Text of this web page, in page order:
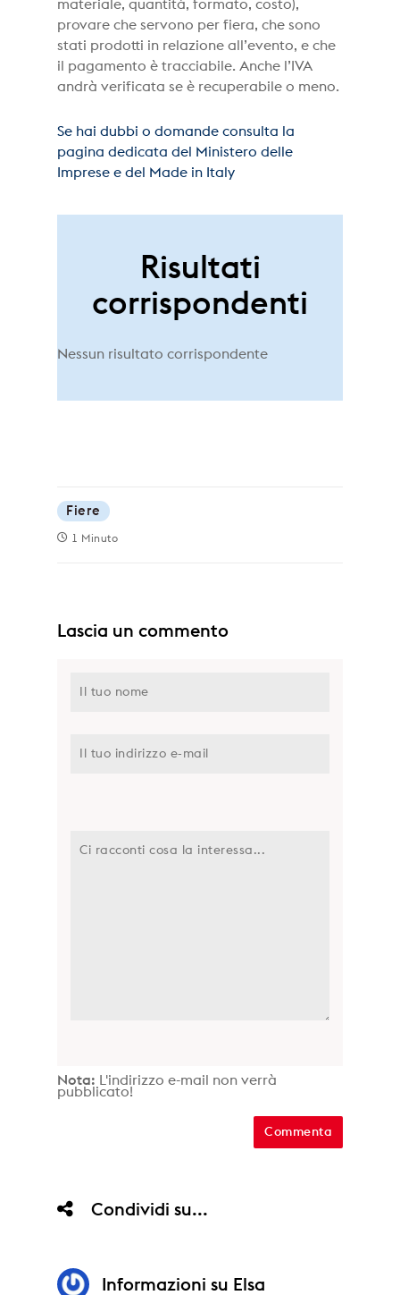
materiale, quantità, formato, costo),
provare che servono per fiera, che sono
stati prodotti in relazione all’evento, e che
il pagamento è tracciabile. Anche l’IVA
andrà verificata se è recuperabile o meno.
Se hai dubbi o domande consulta la
pagina dedicata del Ministero delle
Imprese e del Made in Italy
Risultati
corrispondenti
Nessun risultato corrispondente
Fiere
1 Minuto
Lascia un commento
Nota: L'indirizzo e-mail non verrà
pubblicato!
Condividi su...
Informazioni su Elsa